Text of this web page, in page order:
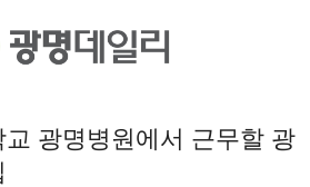
광명병원에서 근무할 광